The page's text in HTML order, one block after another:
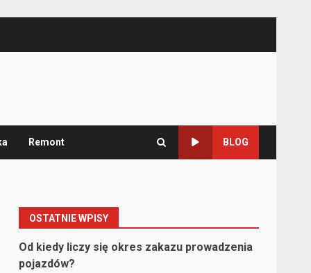
Remont BLOG
OSTATNIE WPISY
Od kiedy liczy się okres zakazu prowadzenia
pojazdów?